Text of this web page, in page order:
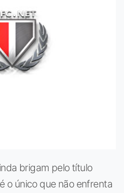
brigam pelo título
o único que não enfrenta